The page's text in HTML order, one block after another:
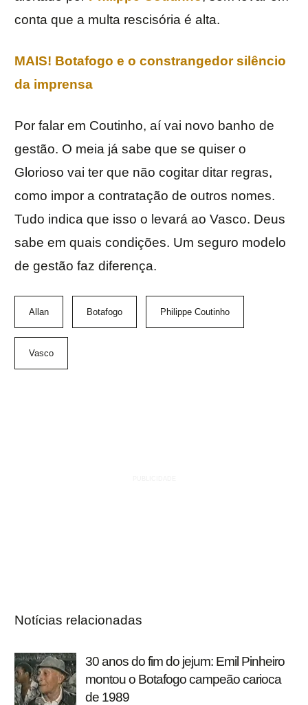
conta que a multa rescisória é alta.
MAIS! Botafogo e o constrangedor silêncio
da imprensa
Por falar em Coutinho, aí vai novo banho de
gestão. O meia já sabe que se quiser o
Glorioso vai ter que não cogitar ditar regras,
como impor a contratação de outros nomes.
Tudo indica que isso o levará ao Vasco. Deus
sabe em quais condições. Um seguro modelo
de gestão faz diferença.
Allan Botafogo Philippe Coutinho
Vasco
Notícias relacionadas
30 anos do fim do jejum: Emil Pinheiro
montou o Botafogo campeão carioca
de 1989